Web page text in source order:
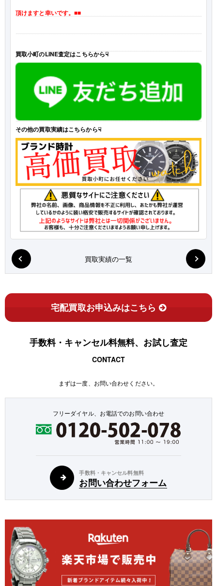
頂けますと幸いです。■■
買取小町のLINE査定はこちらから☟
その他の買取実績はこちらから☟
買取実績の一覧
宅配買取お申込みはこちら
手数料・キャンセル料無料、お試し査定
CONTACT
まずは一度、お問い合わせください。
フリーダイヤル、お電話でのお問い合わせ
手数料・キャンセル料無料
お問い合わせフォーム